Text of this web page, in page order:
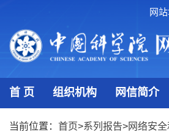
网
首 页 组织机构 网信简介
当前位置： 首页>系列报告>网络安